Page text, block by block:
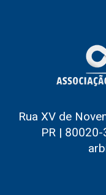
Rua XV de
PR |